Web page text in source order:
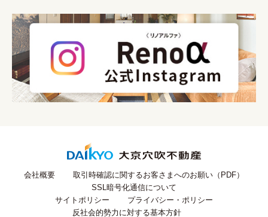
会社概要
取引時確認に関するお客さまへのお願い（PDF）
SSL暗号化通信について
サイトポリシー
プライバシー・ポリシー
反社会的勢力に対する基本方針